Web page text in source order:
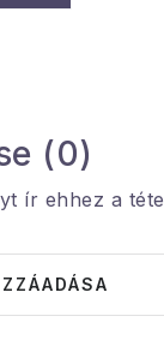
(0)
ír ehhez a